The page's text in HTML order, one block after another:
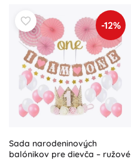
-12%
Sada narodeninových
balónikov pre dievča – ružové